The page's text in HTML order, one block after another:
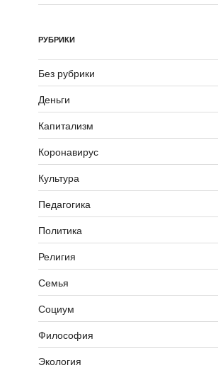
РУБРИКИ
Без рубрики
Деньги
Капитализм
Коронавирус
Культура
Педагогика
Политика
Религия
Семья
Социум
Философия
Экология